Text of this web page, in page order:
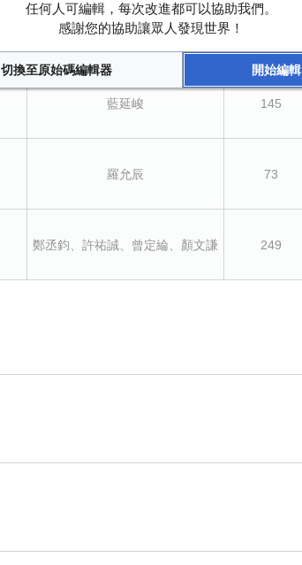
馮振嘉
藍延峻 145
羅允辰 73
鄭丞鈞、許祐誠、曾定綸、顏文謙 249
任何人可編輯，每次改進都可以協助我們。
感謝您的協助讓眾人發現世界！
切換至原始碼編輯器 開始編輯